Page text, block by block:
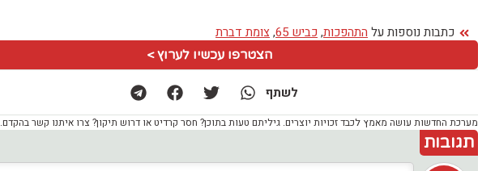
כתבות נוספות על התהפכות, כביש 65 ,צומת דברת
הצטרפו עכשיו לערוץ >
לשתף
מערכת החדשות עושה מאמץ לכבד זכויות יוצרים. גיליתם טעות בתוכן? חסר קרדיט או דרוש תיקון? צרו איתנו קשר בהקדם.
תגובות